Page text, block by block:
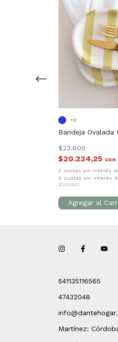
Bandeja Ovalada
$23.805
$20.234,25 con
3 cuotas sin interés
6 cuotas sin interés
$300.000)
+2
541135116565
47432048
Martínez: